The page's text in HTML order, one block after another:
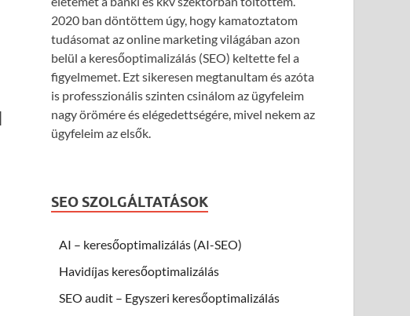
2020 ban döntöttem úgy, hogy kamatoztatom
tudásomat az online marketing világában azon
belül a keresőoptimalizálás (SEO) keltette fel a
figyelmemet. Ezt sikeresen megtanultam és azóta
is professzionális szinten csinálom az ügyfeleim
nagy örömére és elégedettségére, mivel nekem az
ügyfeleim az elsők.
SEO SZOLGÁLTATÁSOK
AI – keresőoptimalizálás (AI-SEO)
Havidíjas keresőoptimalizálás
SEO audit – Egyszeri keresőoptimalizálás